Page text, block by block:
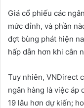
Giá cổ phiếu các
mức đỉnh, và phần
đợt bùng phát hiện
hấp dẫn hơn khi cân
Tuy nhiên, VNDirect
ngân hàng là việc áp
19 lâu hơn dự kiến;